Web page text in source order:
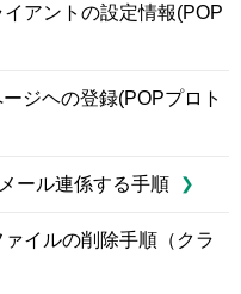
アントの設定情報(POP
ジヘの登録(POPプロト
ール連係する手順
イルの削除手順（クラ